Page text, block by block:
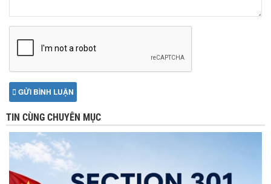
GỬI BÌNH LUẬN
TIN CÙNG CHUYÊN MỤC